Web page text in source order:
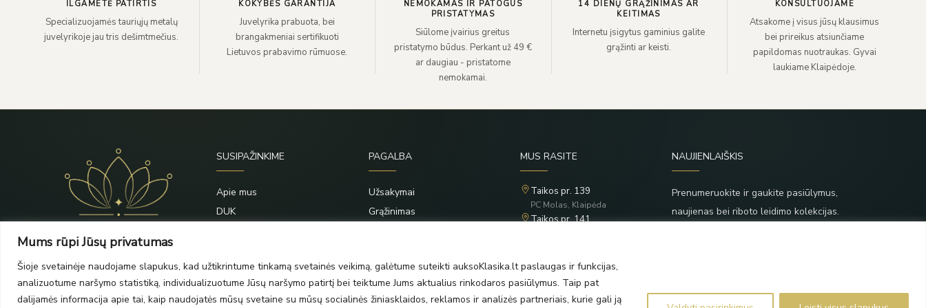
Mums rūpi Jūsų privatumas
Šioje svetainėje naudojame slapukus, kad užtikrintume tinkamą svetainės veikimą, galėtume suteikti auksoKlasika.lt paslaugas ir funkcijas,
analizuotume naršymo statistiką, individualizuotume Jūsų naršymo patirtį bei teiktume Jums aktualius rinkodaros pasiūlymus. Taip pat
dalijamės informacija apie tai, kaip naudojatės mūsų svetaine su mūsų socialinės žiniasklaidos, reklamos ir analizės partneriais, kurie gali ją
ILGAMETĖ PATIRTIS
Specializuojamės tauriųjų metalų
juvelyrikoje jau tris dešimtmečius.
KOKYBĖS GARANTIJA
Juvelyrika prabuota, bei
brangakmeniai sertifikuoti
Lietuvos prabavimo rūmuose.
NEMOKAMAS IR PATOGUS
PRISTATYMAS
Siūlome įvairius greitus
pristatymo būdus. Perkant už 49 €
ar daugiau - pristatome
nemokamai.
14 DIENŲ GRĄŽINIMAS AR
KEITIMAS
Internetu įsigytus gaminius galite
grąžinti ar keisti.
KONSULTUOJAME
Atsakome į visus jūsų klausimus
bei prireikus atsiunčiame
papildomas nuotraukas. Gyvai
laukiame Klaipėdoje.
SUSIPAŽINKIME
Apie mus
DUK
Kontaktai
PAGALBA
Užsakymai
Grąžinimas
MUS RASITE
Taikos pr. 139
PC Molas, Klaipėda
Taikos pr. 141
PC Banginis, Klaipėda
NAUJIENLAIŠKIS
Prenumeruokite ir gaukite pasiūlymus,
naujienas bei riboto leidimo kolekcijas.